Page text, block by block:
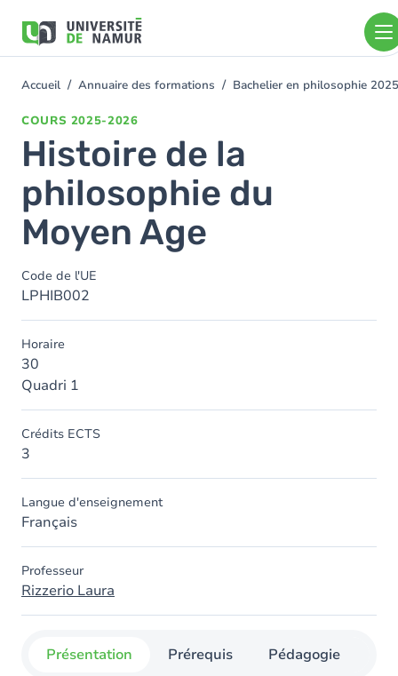
contenu
You
Accueil Annuaire des formations Bachelier en philosophie
COURS 2025-2026
Histoire de la
philosophie du
Moyen Age
Code de l'UE
LPHIB002
Horaire
30
Quadri 1
Crédits ECTS
3
Langue d'enseignement
Français
Professeur
Rizzerio Laura
Présentation Prérequis Pédagogie